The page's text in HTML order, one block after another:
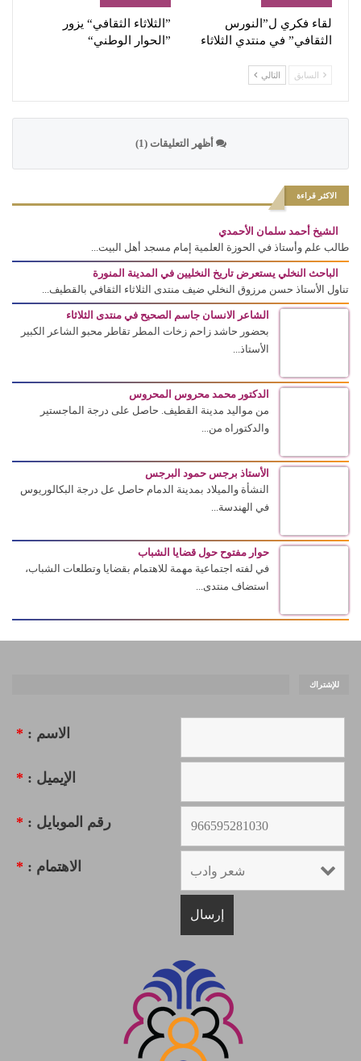
لقاء فكري ل”النورس
الثقافي” في منتدي الثلاثاء
”الثلاثاء الثقافي“ يزور
”الحوار الوطني“
السابق التالي
أظهر التعليقات (1)
الاكثر قراءة
الشيخ أحمد سلمان الأحمدي
طالب علم وأستاذ في الحوزة العلمية إمام مسجد أهل البيت...
الباحث النخلي يستعرض تاريخ النخليين في المدينة المنورة
تناول الأستاذ حسن مرزوق النخلي ضيف منتدى الثلاثاء الثقافي بالقطيف...
الشاعر الانسان جاسم الصحيح في منتدى الثلاثاء
بحضور حاشد زاحم زخات المطر تقاطر محبو الشاعر الكبير
الأستاذ...
الدكتور محمد محروس المحروس
من مواليد مدينة القطيف. حاصل على درجة الماجستير
والدكتوراه من...
الأستاذ برجس حمود البرجس
النشأة والميلاد بمدينة الدمام حاصل عل درجة البكالوريوس
في الهندسة...
حوار مفتوح حول قضايا الشباب
في لفته اجتماعية مهمة للاهتمام بقضايا وتطلعات الشباب،
استضاف منتدى...
للإشتراك
الاسم : *
الإيميل : *
رقم الموبايل : *
الاهتمام : *